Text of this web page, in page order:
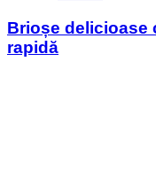
Brioșe delicioase
rapidă